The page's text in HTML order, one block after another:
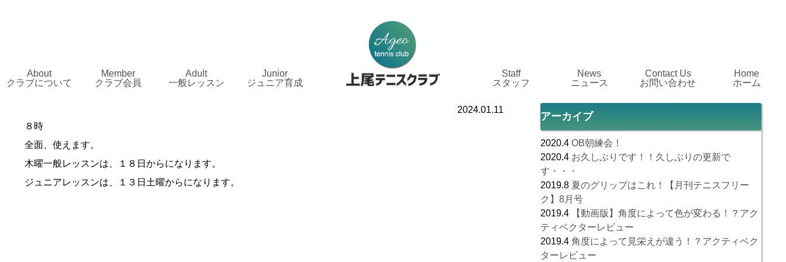
About
クラブについて
Member
クラブ会員
Adult
一般レッスン
Junior
ジュニア育成
Staff
スタッフ
News
ニュース
Contact Us
お問い合わせ
Home
ホーム
2024.01.11
８時
全面、使えます。
木曜一般レッスンは、１８日からになります。
ジュニアレッスンは、１３日土曜からになります。
アーカイブ
2020.4 OB朝練会！
2020.4 お久しぶりです！！久しぶりの更新で
す・・・
2019.8 夏のグリップはこれ！【月刊テニスフリー
ク】8月号
2019.4
【動画版】角度によって色が変わる！？アク
ティベクターレビュー
2019.4 角度によって見栄えが違う！？アクティベク
ターレビュー